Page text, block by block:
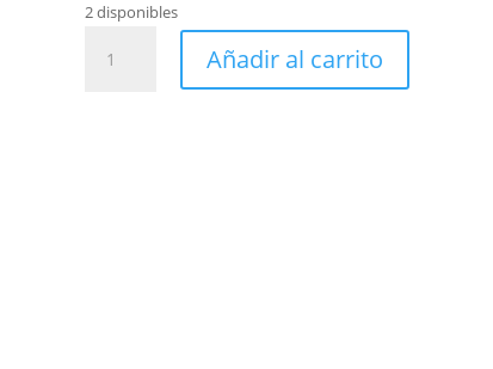
2 disponibles
magnetico
Añadir al carrito